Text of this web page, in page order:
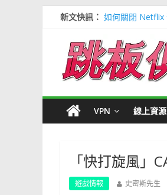
新文快訊： 如何關閉 Netflix
信用卡號產生
寶可夢飛人安卓
Google 刪除超
VPN 線上資源
「快打旋風」
遊戲情報 史密斯先生